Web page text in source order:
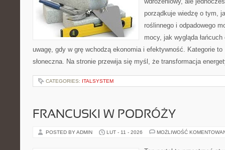
porządkuje wiedzę o tym,
roślinnego i odpadowego
mocy, jak wygląda
uwagę, gdy w grę wchodzą ekonomia i efektywność. Kategorie to
słoneczna. Na stronie przewija się myśl, że transformacja
CATEGORIES: ITALSYSTEM
FRANCUSKI W PODRÓŻY
POSTED BY ADMIN LUT - 11 - 2026 MOŻLIWOŚĆ